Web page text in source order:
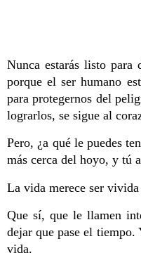
Nunca estarás listo
porque el ser humano
para protegernos del
lograrlos, se sigue al
Pero, ¿a qué le puedes
más cerca del hoyo, y tú
La vida merece ser
Que sí, que le llamen
dejar que pase el
vida.